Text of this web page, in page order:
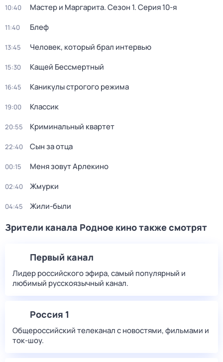
10:40 Мастер и Маргарита. Сезон 1. Серия 10-я
11:40 Блеф
13:45 Человек, который брал интервью
15:30 Кащей Бессмертный
16:45 Каникулы строгого режима
19:00 Классик
20:55 Криминальный квартет
22:40 Сын за отца
00:15 Меня зовут Арлекино
02:40 Жмурки
04:45 Жили-были
Зрители канала Родное кино также смотрят
Первый канал
Лидер российского эфира, самый популярный и
любимый русскоязычный канал.
Россия 1
Общероссийский телеканал с новостями, фильмами и
ток-шоу.